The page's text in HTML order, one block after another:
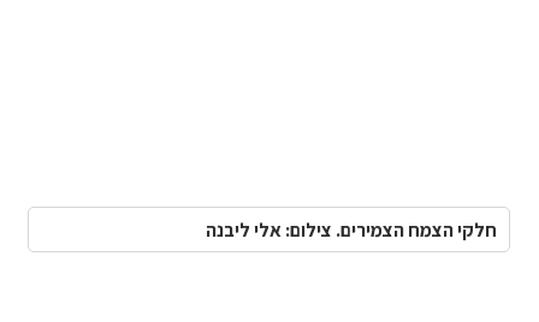
חלקי הצמח הצמירים. צילום: אלי ליבנה